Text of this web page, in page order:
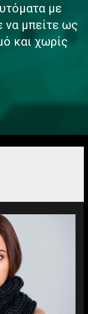
με
να μπείτε ως
και χωρίς